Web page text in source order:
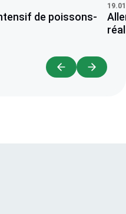
de poissons-